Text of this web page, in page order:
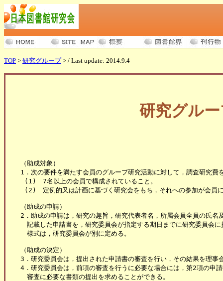
TOP > 研究グループ> / Last update: 2014.9.4
研究グル
（助成対象）
1．次の要件を満たす会員のグループ研究活動に対して，調査研究費
(1)　7名以上の会員で構成されていること。
(2)　定例的又は計画に基づく研究会をもち，それへの参加が会員
（助成の申請）
2．助成の申請は，研究の趣旨，研究代表者名，所属会員全員の氏名
記載した申請書を，研究委員会が指定する期日までに研究委員会
様式は，研究委員会が別に定める。
（助成の決定）
3．研究委員会は，提出された申請書の審査を行い，その結果を理事
4．研究委員会は，前項の審査を行うに必要な場合には，第2項の申
審査に必要な書類の提出を求めることができる。